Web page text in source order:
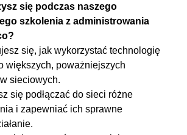
jej
w OSPF za
bandwidth
00:05:22
połączenia z
sieci
00:02:41
się podczas naszego
szkolenia z administrowania
się, jak wykorzystać technologię
większych, poważniejszych
sieciowych.
się podłączać do sieci różne
i zapewniać ich sprawne